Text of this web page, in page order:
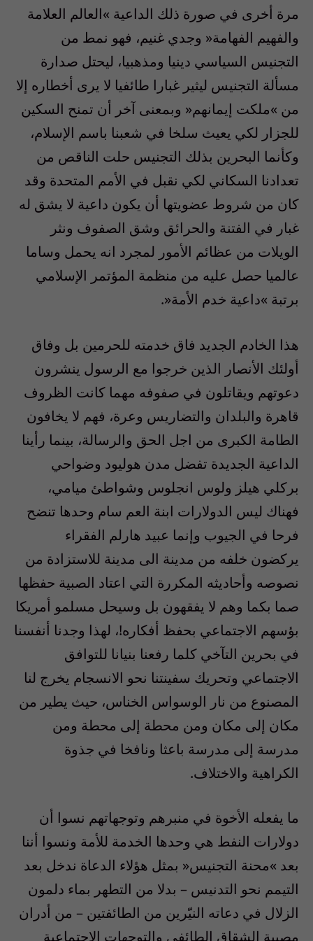
مرة أخرى في‮ ‬صورة ذلك الداعية‮ »‬العالم العلامة
والفهيم الفهامة‮« ‬وجدي‮ ‬غنيم،‮ ‬فهو نمط من
التجنيس السياسي‮ ‬دينيا ومذهبيا،‮ ‬ليحتل صدارة
مسألة التجنيس ليثير‮ ‬غبارا طائفيا لا‮ ‬يرى أخطاره إلا
من‮ »‬ملكت إيمانهم‮« ‬وبمعنى آخر أن تمنح السكين
للجزار لكي‮ ‬يعيث سلخا في‮ ‬شعبنا باسم الإسلام،‮
‬وكأنما البحرين بذلك التجنيس حلت الناقص من
تعدادنا السكاني‮ ‬لكي‮ ‬نقبل في‮ ‬الأمم المتحدة وقد
كان من شروط عضويتها أن‮ ‬يكون داعية لا‮ ‬يشق له‮
‬غبار في‮ ‬الفتنة والحرائق وشق الصفوف ونثر
الويلات من عظائم الأمور لمجرد انه‮ ‬يحمل وساما
عالميا حصل عليه من منظمة المؤتمر الإسلامي‮
‬برتبة‮ »‬داعية خدم الأمة‮«. ‬
هذا الخادم الجديد فاق خدمته للحرمين بل وفاق
أولئك الأنصار الذين خرجوا مع الرسول‮ ‬ينشرون
دعوتهم ويقاتلون في‮ ‬صفوفه مهما كانت الظروف
قاهرة والبلدان والتضاريس وعرة،‮ ‬فهم لا‮ ‬يخافون
الطامة الكبرى من اجل الحق والرسالة،‮ ‬بينما رأينا
الداعية الجديدة تفضل مدن هوليود وضواحي‮
‬بركلي‮ ‬هيلز ولوس انجلوس وشواطئ ميامي،‮
‬فهناك ليس الدولارات ابنة العم سام وحدها تنضح
فرحا في‮ ‬الجيوب وإنما عبيد هارلم الفقراء‮
‬يركضون خلفه من مدينة الى مدينة للاستزادة من
نصوصه وأحاديثه المكررة التي‮ ‬اعتاد الصبية حفظها
صما بكما وهم لا‮ ‬يفقهون بل وسيحل مسلمو أمريكا
بؤسهم الاجتماعي‮ ‬بحفظ أفكاره‮!‬،‮ ‬لهذا وجدنا أنفسنا
في‮ ‬بحرين التآخي‮ ‬كلما رفعنا بنيانا للتوافق
الاجتماعي‮ ‬وتحريك سفينتنا نحو الانسجام‮ ‬يخرج لنا
المصنوع من نار الوسواس الخناس،‮ ‬حيث‮ ‬يطير من
مكان إلى مكان ومن محطة إلى محطة ومن
مدرسة إلى مدرسة باعثا ونافخا في‮ ‬جذوة
الكراهية والاختلاف‮. ‬
ما‮ ‬يفعله الأخوة في‮ ‬منبرهم وتوجهاتهم نسوا أن
دولارات النفط هي‮ ‬وحدها الخدمة للأمة ونسوا أننا
بعد‮ »‬محنة التجنيس‮« ‬بمثل هؤلاء الدعاة ندخل بعد
التيمم نحو التدنيس‮ – ‬بدلا من التطهر بماء دلمون
الزلال في‮ ‬دعاته النيّرين من الطائفتين‮ – ‬من أدران
مصيبة الشقاق الطائفي‮ ‬والتوجهات الاجتماعية